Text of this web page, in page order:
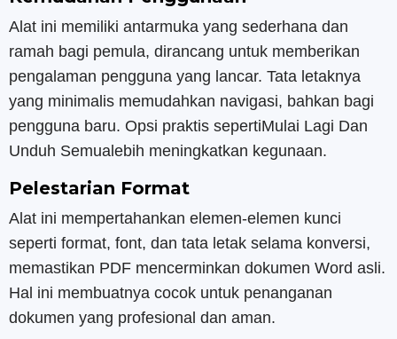
Alat ini memiliki antarmuka yang sederhana dan
ramah bagi pemula, dirancang untuk memberikan
pengalaman pengguna yang lancar. Tata letaknya
yang minimalis memudahkan navigasi, bahkan bagi
pengguna baru. Opsi praktis sepertiMulai Lagi Dan
Unduh Semualebih meningkatkan kegunaan.
Pelestarian Format
Alat ini mempertahankan elemen-elemen kunci
seperti format, font, dan tata letak selama konversi,
memastikan PDF mencerminkan dokumen Word asli.
Hal ini membuatnya cocok untuk penanganan
dokumen yang profesional dan aman.